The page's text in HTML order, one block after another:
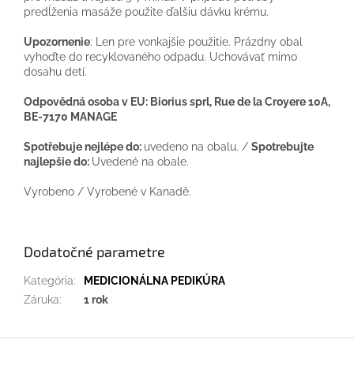
predĺženia masáže použite ďalšiu dávku krému.
Upozornenie: Len pre vonkajšie použitie. Prázdny obal
vyhoďte do recyklovaného odpadu. Uchovávať mimo
dosahu detí.
Odpovědná osoba v EU: Biorius sprl, Rue de la Croyere 10A,
BE-7170 MANAGE
Spotřebuje nejlépe do: uvedeno na obalu. / Spotrebujte
najlepšie do: Uvedené na obale.
Vyrobeno / Vyrobené v Kanadě.
Dodatočné parametre
Kategória:
MEDICIONÁLNA PEDIKÚRA
Záruka: 1 rok